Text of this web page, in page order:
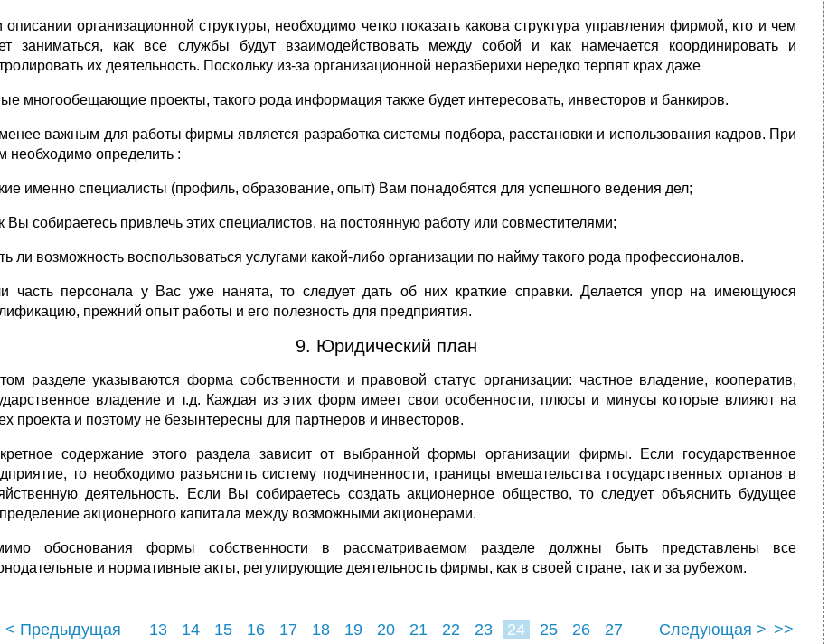
описании организационной структуры, необходимо четко показать какова структура управления фирмой, кто и чем
заниматься, как все службы будут взаимодействовать между собой и как намечается координировать и
их деятельность. Поскольку из-за организационной неразберихи нередко терпят крах даже
многообещающие проекты, такого рода информация также будет интересовать, инвесторов и банкиров.
важным для работы фирмы является разработка системы подбора, расстановки и использования кадров. При
необходимо определить :
именно специалисты (профиль, образование, опыт) Вам понадобятся для успешного ведения дел;
Вы собираетесь привлечь этих специалистов, на постоянную работу или совместителями;
ли возможность воспользоваться услугами какой-либо организации по найму такого рода профессионалов.
часть персонала у Вас уже нанята, то следует дать об них краткие справки. Делается упор на имеющуюся
прежний опыт работы и его полезность для предприятия.
9. Юридический план
разделе указываются форма собственности и правовой статус организации: частное владение, кооператив,
владение и т.д. Каждая из этих форм имеет свои особенности, плюсы и минусы которые влияют на
проекта и поэтому не безынтересны для партнеров и инвесторов.
содержание этого раздела зависит от выбранной формы организации фирмы. Если государственное
то необходимо разъяснить систему подчиненности, границы вмешательства государственных органов в
деятельность. Если Вы собираетесь создать акционерное общество, то следует объяснить будущее
акционерного капитала между возможными акционерами.
обоснования формы собственности в рассматриваемом разделе должны быть представлены все
и нормативные акты, регулирующие деятельность фирмы, как в своей стране, так и за рубежом.
< Предыдущая 13 14 15 16 17 18 19 20 21 22 23 24 25 26 27 Следующая > >>